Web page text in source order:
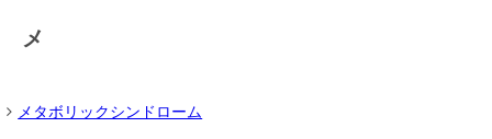
メ
メタボリックシンドローム